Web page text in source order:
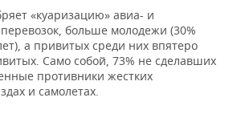
«куаризацию» авиа- и
больше молодежи (30%
а привитых среди них впятеро
Само собой, 73% не сделавших
противники жестких
и самолетах.